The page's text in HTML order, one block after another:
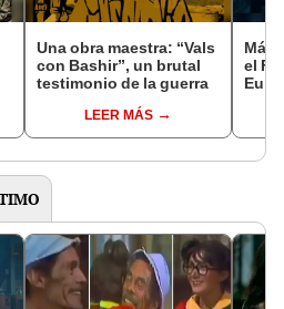
Una obra maestra: “Vals
con Bashir”, un brutal
testimonio de la guerra
LEER MÁS
Más
el